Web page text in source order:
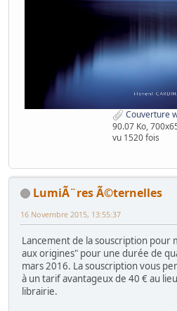
Couverture
90.07 Ko,
vu 1520 fois
LumiÃ¨res Ã©ternelles
16 Novembre 2015, 13:55:37
Lancement de la souscription pour
aux origines" pour une durée de
mars 2016. La souscription vous
à un tarif avantageux de 40 € au
librairie.